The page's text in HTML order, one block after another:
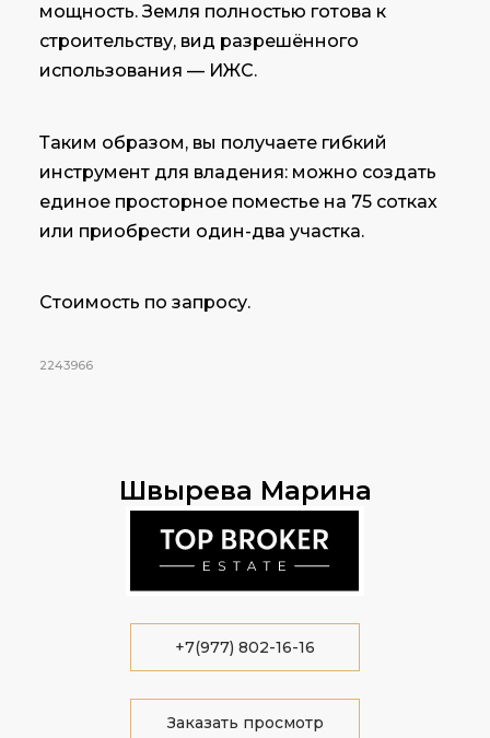
мощность. Земля полностью готова к
строительству, вид разрешённого
использования — ИЖС.
Таким образом, вы получаете гибкий
инструмент для владения: можно создать
единое просторное поместье на 75 сотках
или приобрести один-два участка.
Стоимость по запросу.
2243966
Швырева Марина
+7(977) 802-16-16
Заказать просмотр